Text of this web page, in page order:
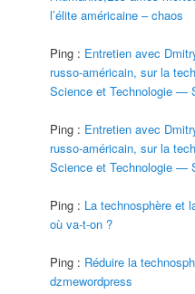
l’élite américaine – chaos
Ping : Entretien avec
russo-américain, sur la
Science et Technologie —
Ping : Entretien avec
russo-américain, sur la
Science et Technologie —
Ping : La technosphère et
où va-t-on ?
Ping : Réduire la
dzmewordpress